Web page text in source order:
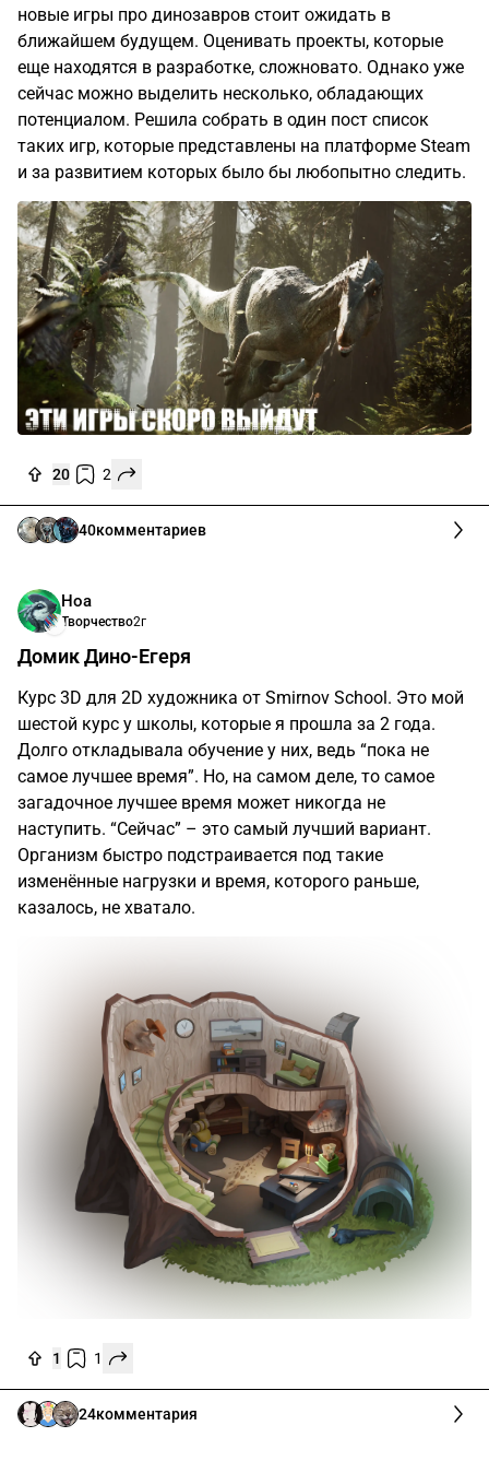
новые игры про динозавров стоит ожидать в
ближайшем будущем. Оценивать проекты, которые
еще находятся в разработке, сложновато. Однако уже
сейчас можно выделить несколько, обладающих
потенциалом. Решила собрать в один пост список
таких игр, которые представлены на платформе Steam
и за развитием которых было бы любопытно следить.
20 2
40комментариев
Ноа
Творчество2г
Домик Дино-Егеря
Курс 3D для 2D художника от Smirnov School. Это мой
шестой курс у школы, которые я прошла за 2 года.
Долго откладывала обучение у них, ведь “пока не
самое лучшее время”. Но, на самом деле, то самое
загадочное лучшее время может никогда не
наступить. “Сейчас” – это самый лучший вариант.
Организм быстро подстраивается под такие
изменённые нагрузки и время, которого раньше,
казалось, не хватало.
1 1
24комментария